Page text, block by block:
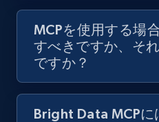
MCPを使用する場
すべきですか、そ
ですか？
Bright Data MCPに